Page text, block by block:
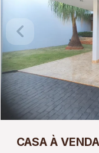
CASA À